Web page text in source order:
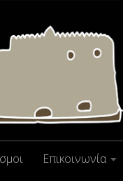
Επικοινωνία